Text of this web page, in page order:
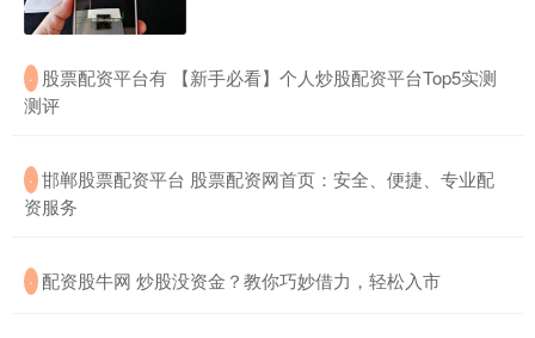
· ​股票配资平台有 【新手必看】个人炒股配资平台Top5实测
测评
· ​邯郸股票配资平台 股票配资网首页：安全、便捷、专业配
资服务
· ​配资股牛网 炒股没资金？教你巧妙借力，轻松入市